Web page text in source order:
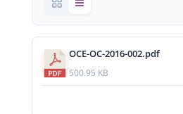
OCE-OC-2016-002.pdf
500.95 KB